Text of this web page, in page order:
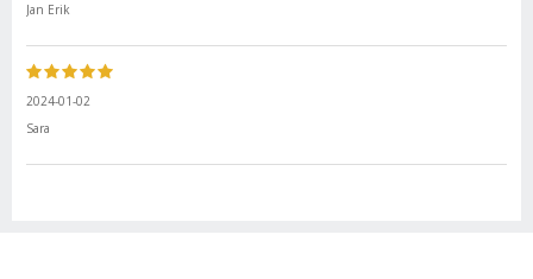
Jan Erik
2024-01-02
Sara